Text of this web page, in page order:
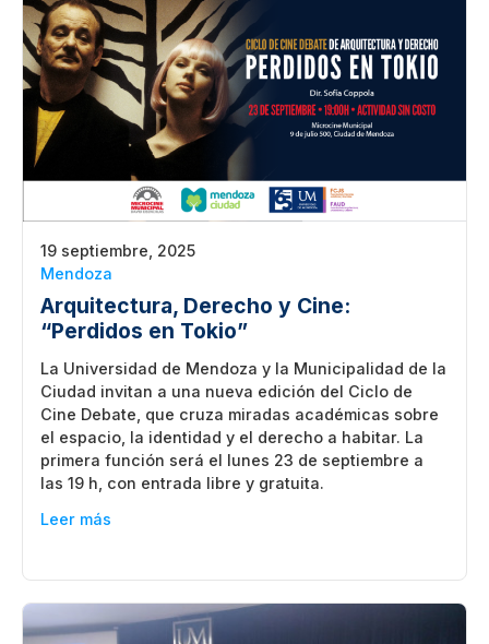
19 septiembre, 2025
Mendoza
Arquitectura, Derecho y Cine:
“Perdidos en Tokio”
La Universidad de Mendoza y la Municipalidad de la
Ciudad invitan a una nueva edición del Ciclo de
Cine Debate, que cruza miradas académicas sobre
el espacio, la identidad y el derecho a habitar. La
primera función será el lunes 23 de septiembre a
las 19 h, con entrada libre y gratuita.
Leer más